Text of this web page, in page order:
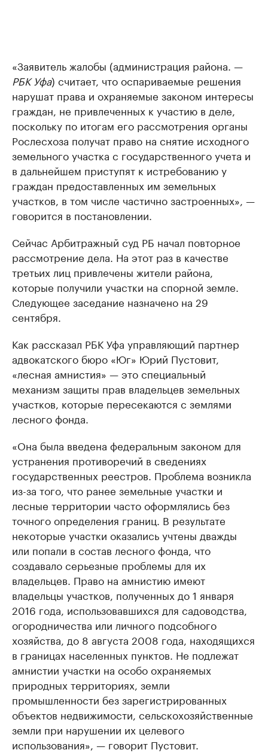
«Заявитель жалобы (администрация района. —
РБК Уфа) считает, что оспариваемые решения
нарушат права и охраняемые законом интересы
граждан, не привлеченных к участию в деле,
поскольку по итогам его рассмотрения органы
Рослесхоза получат право на снятие исходного
земельного участка с государственного учета и
в дальнейшем приступят к истребованию у
граждан предоставленных им земельных
участков, в том числе частично застроенных», —
говорится в постановлении.
Сейчас Арбитражный суд РБ начал повторное
рассмотрение дела. На этот раз в качестве
третьих лиц привлечены жители района,
которые получили участки на спорной земле.
Следующее заседание назначено на 29
сентября.
Как рассказал РБК Уфа управляющий партнер
адвокатского бюро «Юг» Юрий Пустовит,
«лесная амнистия» — это специальный
механизм защиты прав владельцев земельных
участков, которые пересекаются с землями
лесного фонда.
«Она была введена федеральным законом для
устранения противоречий в сведениях
государственных реестров. Проблема возникла
из-за того, что ранее земельные участки и
лесные территории часто оформлялись без
точного определения границ. В результате
некоторые участки оказались учтены дважды
или попали в состав лесного фонда, что
создавало серьезные проблемы для их
владельцев. Право на амнистию имеют
владельцы участков, полученных до 1 января
2016 года, использовавшихся для садоводства,
огородничества или личного подсобного
хозяйства, до 8 августа 2008 года, находящихся
в границах населенных пунктов. Не подлежат
амнистии участки на особо охраняемых
природных территориях, земли
промышленности без зарегистрированных
объектов недвижимости, сельскохозяйственные
земли при нарушении их целевого
использования», — говорит Пустовит.